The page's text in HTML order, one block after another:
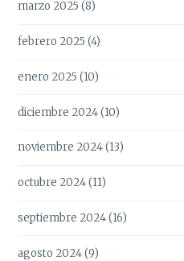
marzo 2025 (8)
febrero 2025 (4)
enero 2025 (10)
diciembre 2024(10)
noviembre 2024(13)
octubre 2024(11)
septiembre 2024(16)
agosto 2024(9)